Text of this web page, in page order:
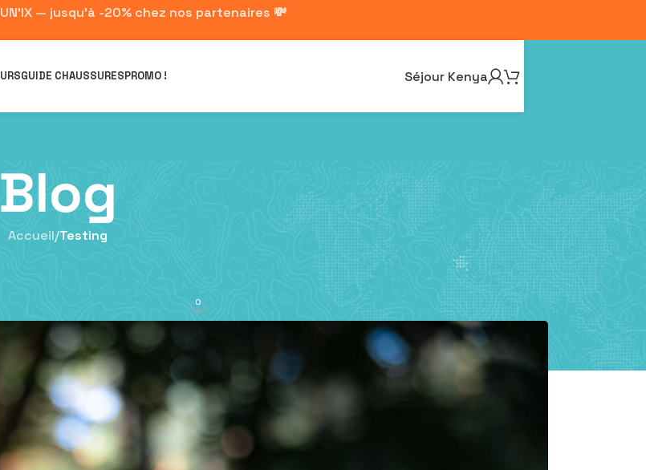
— jusqu'à -20% chez nos partenaires 💸
GUIDE CHAUSSURESPROMO ! Séjour Kenya
Blog
Accueil/Testing
TESTING
Long Distance de Nutripure !
Le 17 juillet 2025 0